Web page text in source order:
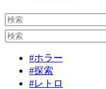
#ホラー
#探索
#レトロ